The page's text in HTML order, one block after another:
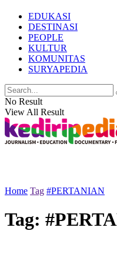
EDUKASI
DESTINASI
PEOPLE
KULTUR
KOMUNITAS
SURYAPEDIA
No Result
View All Result
Home Tag #PERTANIAN
Tag: